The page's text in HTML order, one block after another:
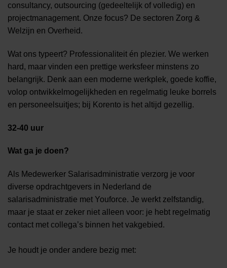
consultancy, outsourcing (gedeeltelijk of volledig) en
projectmanagement. Onze focus? De sectoren Zorg &
Welzijn en Overheid.
Wat ons typeert? Professionaliteit én plezier. We werken
hard, maar vinden een prettige werksfeer minstens zo
belangrijk. Denk aan een moderne werkplek, goede koffie,
volop ontwikkelmogelijkheden en regelmatig leuke borrels
en personeelsuitjes; bij Korento is het altijd gezellig.
32-40 uur
Wat ga je doen?
Als Medewerker Salarisadministratie verzorg je voor
diverse opdrachtgevers in Nederland de
salarisadministratie met Youforce. Je werkt zelfstandig,
maar je staat er zeker niet alleen voor: je hebt regelmatig
contact met collega’s binnen het vakgebied.
Je houdt je onder andere bezig met: